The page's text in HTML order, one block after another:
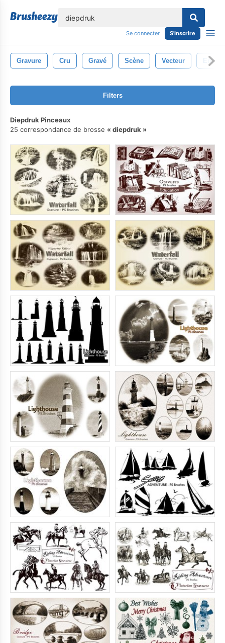
Se connecter S'inscrire
Gravure Cru Gravé Scène Vecteur Encre
Filters
Diepdruk Pinceaux
25 correspondance de brosse
diepdruk